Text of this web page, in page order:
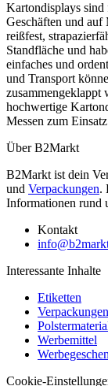
Kartondisplays sind
Geschäften und auf
reißfest,
Standfläche und
einfaches und
und Transport
zusammengeklappt
hochwertige
Messen zum
Über B2Markt
B2Markt ist dein
und Verpackungen.
Informationen rund
Kontakt
Interessante Inhalte
Etiketten
Verpackungen
Werbemittel
Cookie-